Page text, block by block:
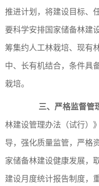
推进计划，将建设目标、
要科学安排国家储备林建
筹集约人工林栽培、现有
中、长有机结合，条件具
栽培。
三、严格监督管
林建设管理办法（试行）
导，强化质量监管，严格
家储备林建设健康发展，
建设月度统计报告制度，